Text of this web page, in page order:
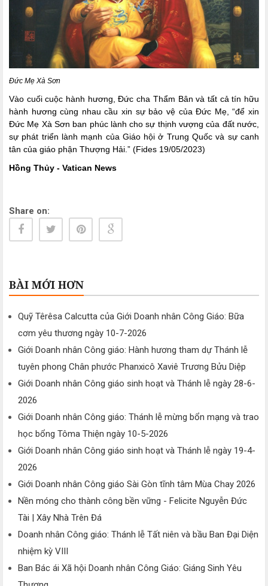
Đức Mẹ Xà Sơn
Vào cuối cuộc hành hương, Đức cha Thẩm Bân và tất cả tín hữu
hành hương cùng nhau cầu xin sự bảo vệ của Đức Mẹ, “để xin
Đức Mẹ Xà Sơn ban phúc lành cho sự thịnh vượng của đất nước,
sự phát triển lành mạnh của Giáo hội ở Trung Quốc và sự canh
tân của giáo phận Thượng Hải.” (Fides 19/05/2023)
Hồng Thủy - Vatican News
Share on:
BÀI MỚI HƠN
Quỹ Têrêsa Calcutta của Giới Doanh nhân Công Giáo: Bữa
cơm yêu thương ngày 10-7-2026
Giới Doanh nhân Công giáo: Hành hương tham dự Thánh lễ
tuyên phong Chân phước Phanxicô Xaviê Trương Bửu Diệp
Giới Doanh nhân Công giáo sinh hoạt và Thánh lễ ngày 28-6-
2026
Giới Doanh nhân Công giáo: Thánh lễ mừng bổn mạng và trao
học bổng Tôma Thiện ngày 10-5-2026
Giới Doanh nhân Công giáo sinh hoạt và Thánh lễ ngày 19-4-
2026
Giới Doanh nhân Công giáo Sài Gòn tĩnh tâm Mùa Chay 2026
Nền móng cho thành công bền vững - Felicite Nguyễn Đức
Tài | Xây Nhà Trên Đá
Doanh nhân Công giáo: Thánh lễ Tất niên và bầu Ban Đại Diện
nhiệm kỳ VIII
Ban Bác ái Xã hội Doanh nhân Công Giáo: Giáng Sinh Yêu